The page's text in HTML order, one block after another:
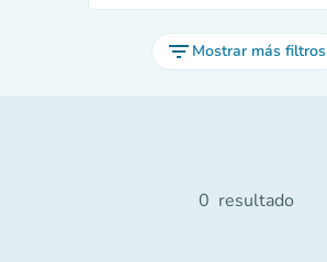
filter_list Mostrar más filtros
0 resultado